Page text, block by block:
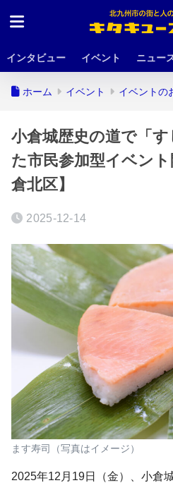
インタビュー イベント ニュー
ホーム イベント イベントの
小倉城歴史の道で「
た市民参加型イベン
倉北区】
2025-12-14
ます寿司（写真はイメージ）
2025年12月19日（金）、小倉